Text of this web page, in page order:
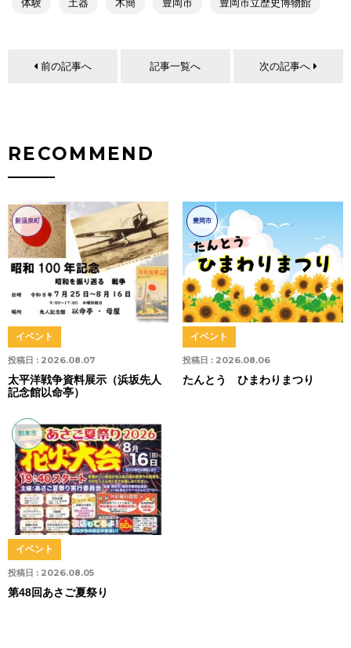
体験 土器 木簡 豊岡市 豊岡市立歴史博物館
前の記事へ 記事一覧へ 次の記事へ
RECOMMEND
新温泉町
投稿日 : 2026.08.07
イベント
太平洋戦争資料展示（浜坂先人
記念館以命亭）
豊岡市
投稿日 : 2026.08.06
イベント
たんとう ひまわりまつり
朝来市
投稿日 : 2026.08.05
イベント
第48回あさご夏祭り